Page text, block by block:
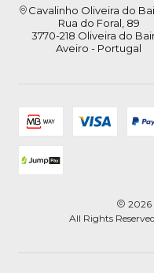
Cavalinho Oliveira do
Rua do Foral, 89
3770-218 Oliveira do
Aveiro - Portugal
2026
All Rights